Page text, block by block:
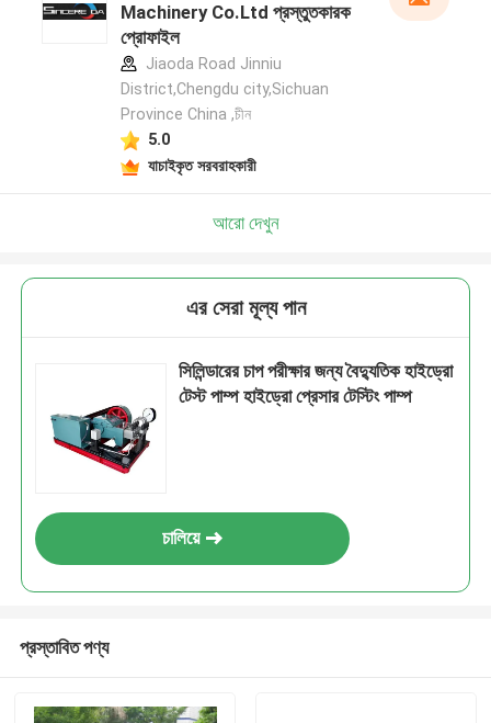
Machinery Co.Ltd প্রস্তুতকারক
প্রোফাইল
Jiaoda Road Jinniu
District,Chengdu city,Sichuan
Province China ,চীন
5.0
যাচাইকৃত সরবরাহকারী
আরো দেখুন
এর সেরা মূল্য পান
সিলিন্ডারের চাপ পরীক্ষার জন্য বৈদ্যুতিক হাইড্রো
টেস্ট পাম্প হাইড্রো প্রেসার টেস্টিং পাম্প
চালিয়ে
প্রস্তাবিত পণ্য